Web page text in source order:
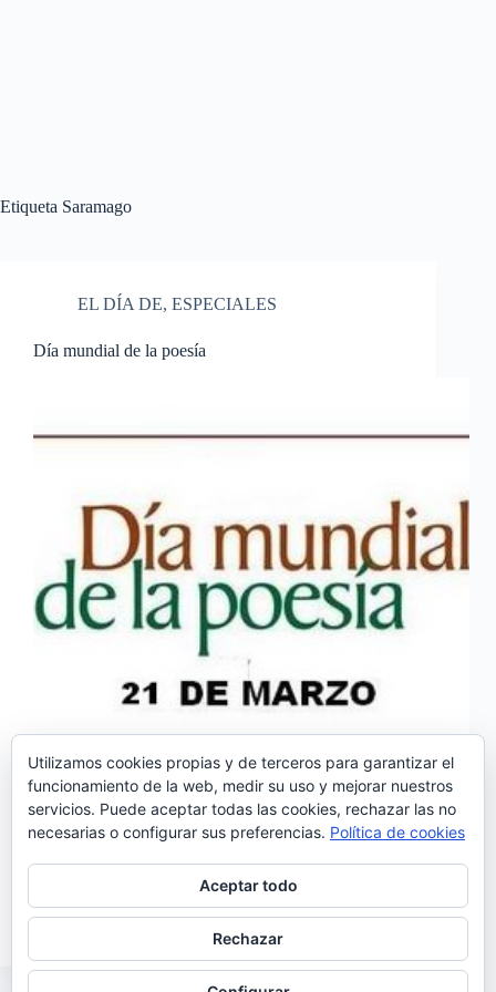
Etiqueta Saramago
EL DÍA DE, ESPECIALES
Día mundial de la poesía
Son muchas las canciones compuestas a partir de las
obras de grandes poetas portugueses y hoy, día
mundial de la poesía, queremos destacar tres fados
con letra de tres grandes poetas. ‘Através do teu
coração’ es un tema de Ana…
Noemí Sánchez
21/03/2016
Utilizamos cookies propias y de terceros para garantizar el
funcionamiento de la web, medir su uso y mejorar nuestros
servicios. Puede aceptar todas las cookies, rechazar las no
necesarias o configurar sus preferencias. Política de cookies
Aceptar todo
Rechazar